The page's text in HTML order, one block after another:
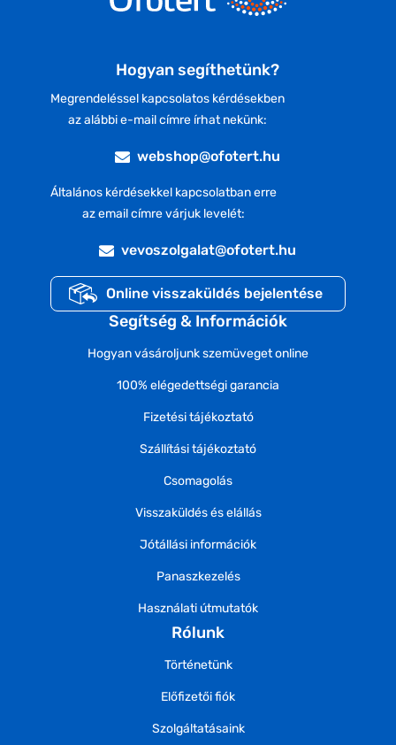
Hogyan segíthetünk?
Megrendeléssel kapcsolatos kérdésekben
az alábbi e-mail címre írhat nekünk:
webshop@ofotert.hu
Általános kérdésekkel kapcsolatban erre
az email címre várjuk levelét:
vevoszolgalat@ofotert.hu
Online visszaküldés bejelentése
Segítség & Információk
Hogyan vásároljunk szemüveget online
100% elégedettségi garancia
Fizetési tájékoztató
Szállítási tájékoztató
Csomagolás
Visszaküldés és elállás
Jótállási információk
Panaszkezelés
Használati útmutatók
Rólunk
Történetünk
Előfizetői fiók
Szolgáltatásaink